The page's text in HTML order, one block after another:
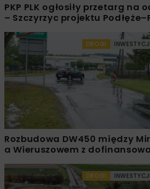
PKP PLK ogłosiły przetarg na
– Szczyrzyc projektu
DROGI
Rozbudowa DW450 między
a Wieruszowem z
DROGI